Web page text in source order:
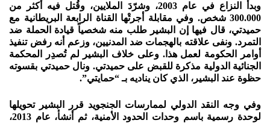
وبدأ النزاع في عام 2003، وشرّدَ الملايين، وقُتل فيه أكثر من
300.000 شخص. وفي مقابلة أجرتْها القناة الرابعة البريطانية مع
حميدتي، قال فيها إن البشير طلب منه شخصياً قيادة الحملة ضد
التمرد. ونفى علاقته بالهجمات ضد المدنيين، وزعم أنه رفض تنفيذ
أوامر الحكومة لعمل هذا. وعلى خلاف البشير لم تُصدِر المحكمة
الجنائية الدولية مذكرة للقبض على حميدتي. ونال حميدتي بقسوته
حظوة عند البشير، الذي كان يناديه بـ “حمايتي”.
وفي وجه النقد الدولي لممارسات الجنجويد قرر البشير تحويلها
لوحدة رسمية باسم وحدات الحدود الأمنية، ثم أنشأ، عام 2013،